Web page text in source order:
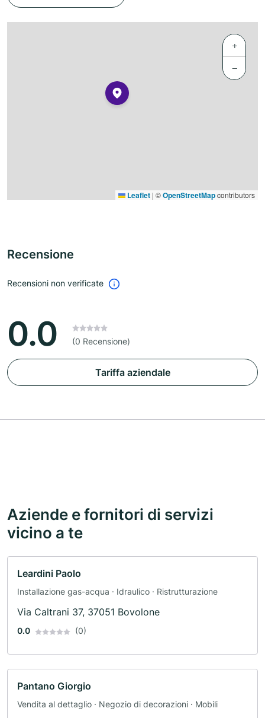
+
−
Leaflet | ©OpenStreetMapcontributors
Recensione
Recensioni non verificate
0.0 (0 Recensione)
Tariffa aziendale
Aziende e fornitori di servizi
vicino a te
Leardini Paolo
Installazione gas-acqua · Idraulico · Ristrutturazione
Via Caltrani 37, 37051 Bovolone
0.0 (0)
Pantano Giorgio
Vendita al dettaglio · Negozio di decorazioni · Mobili